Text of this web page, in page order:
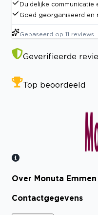
Duidelijke communicatie
Goed georganiseerd en
Gebaseerd op 11 reviews
Geverifieerde
Top beoordeeld
Bekijk certificaat
Over Monuta Emmen
Contactgegevens